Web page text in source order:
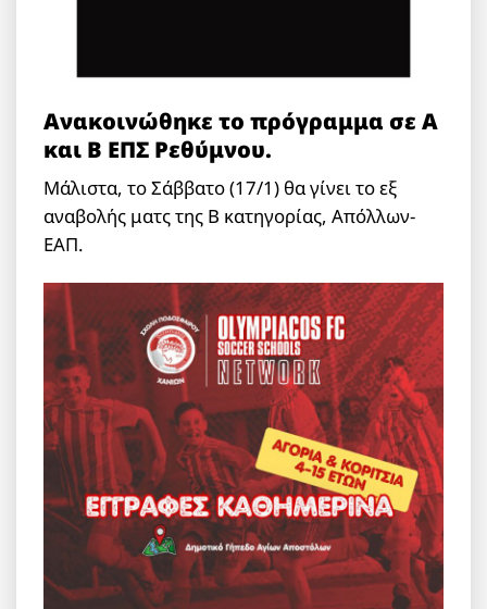
Ανακοινώθηκε το πρόγραμμα σε Α
και Β ΕΠΣ Ρεθύμνου.
Μάλιστα, το Σάββατο (17/1) θα γίνει το εξ
αναβολής ματς της Β κατηγορίας, Απόλλων-
ΕΑΠ.